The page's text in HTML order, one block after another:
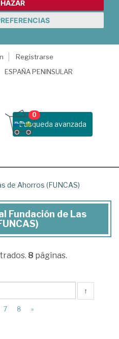
Registrarse
ESPAÑA PENINSULAR
Busqueda avanzada
0
de Ahorros (FUNCAS)
Fundación de Las
8 páginas.
↑
7 8 »